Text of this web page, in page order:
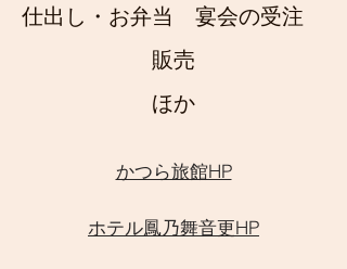
仕出し・​お弁当 宴会の受注
販売
​ほか
かつら旅館HP
ホテル鳳乃舞音更HP